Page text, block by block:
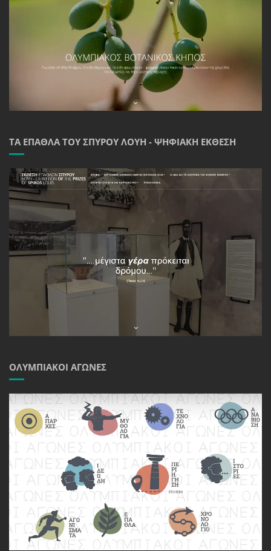
ΤΑ ΈΠΑΘΛΑ ΤΟΥ ΣΠΎΡΟΥ ΛΟΎΗ - ΨΗΦΙΑΚΉ ΈΚΘΕΣΗ
ΟΛΥΜΠΙΑΚΟΊ ΑΓΏΝΕΣ